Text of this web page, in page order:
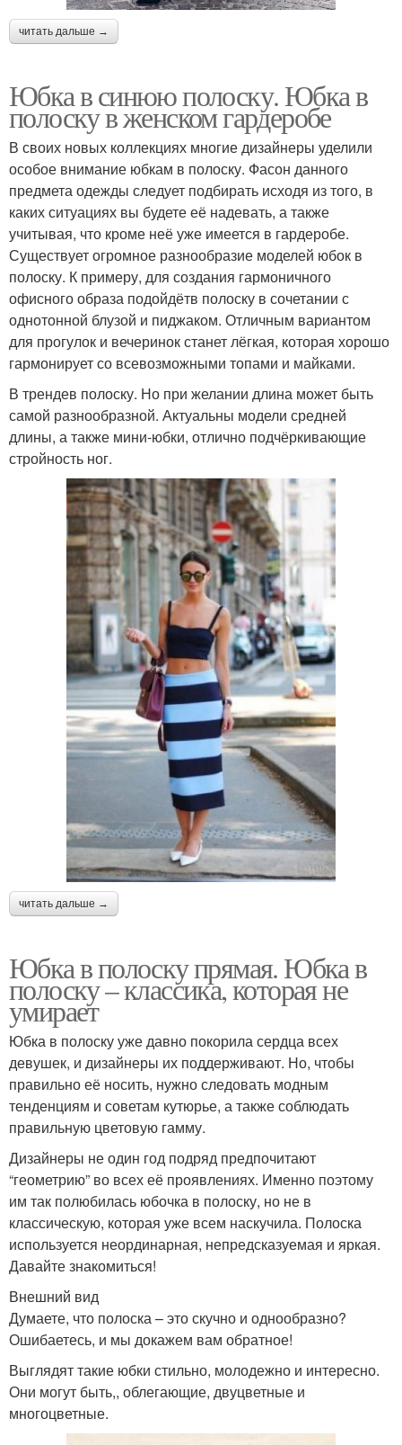
читать дальше →
Юбка в синюю полоску. Юбка в
полоску в женском гардеробе
В своих новых коллекциях многие дизайнеры уделили
особое внимание юбкам в полоску. Фасон данного
предмета одежды следует подбирать исходя из того, в
каких ситуациях вы будете её надевать, а также
учитывая, что кроме неё уже имеется в гардеробе.
Существует огромное разнообразие моделей юбок в
полоску. К примеру, для создания гармоничного
офисного образа подойдётв полоску в сочетании с
однотонной блузой и пиджаком. Отличным вариантом
для прогулок и вечеринок станет лёгкая, которая хорошо
гармонирует со всевозможными топами и майками.
В трендев полоску. Но при желании длина может быть
самой разнообразной. Актуальны модели средней
длины, а также мини-юбки, отлично подчёркивающие
стройность ног.
читать дальше →
Юбка в полоску прямая. Юбка в
полоску – классика, которая не
умирает
Юбка в полоску уже давно покорила сердца всех
девушек, и дизайнеры их поддерживают. Но, чтобы
правильно её носить, нужно следовать модным
тенденциям и советам кутюрье, а также соблюдать
правильную цветовую гамму.
Дизайнеры не один год подряд предпочитают
“геометрию” во всех её проявлениях. Именно поэтому
им так полюбилась юбочка в полоску, но не в
классическую, которая уже всем наскучила. Полоска
используется неординарная, непредсказуемая и яркая.
Давайте знакомиться!
Внешний вид
Думаете, что полоска – это скучно и однообразно?
Ошибаетесь, и мы докажем вам обратное!
Выглядят такие юбки стильно, молодежно и интересно.
Они могут быть,, облегающие, двуцветные и
многоцветные.